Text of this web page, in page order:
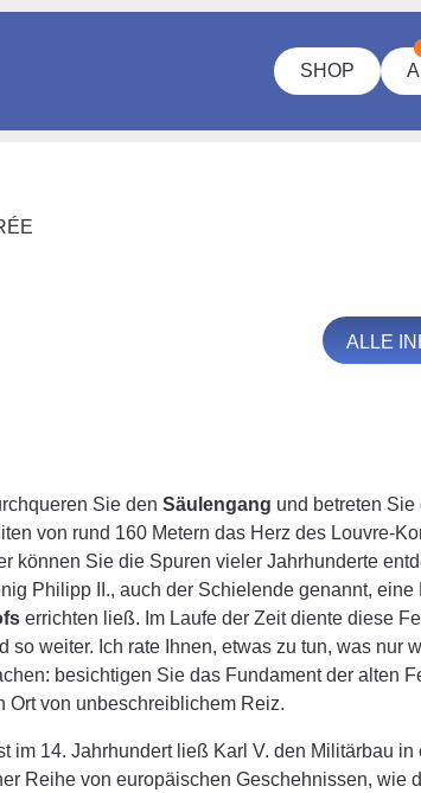
SHOP AI
ALLE
Sie denSäulengang und betreten Sie
von rund 160 Metern das Herz des Louvre-
können Sie die Spuren vieler Jahrhunderte
Philipp II., auch der Schielende genannt,
errichten ließ. Im Laufe der Zeit diente diese
so weiter. Ich rate Ihnen, etwas zu tun, was
besichtigen Sie das Fundament der alten
Ort von unbeschreiblichem Reiz.
im 14. Jahrhundert ließ Karl V. den Militärbau
Reihe von europäischen Geschehnissen, wie